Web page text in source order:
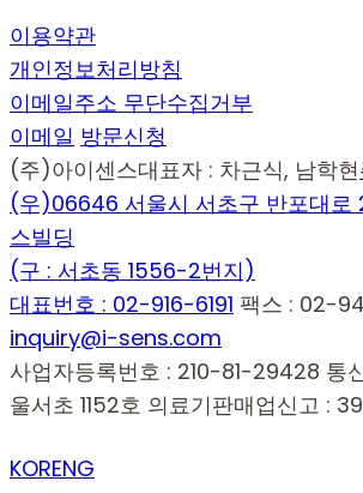
이용약관
개인정보처리방침
이메일주소 무단수집거부
이메일 방문신청
(주)아이센스대표자 : 차근식, 남학현
(우)06646 서울시 서초구 반포대로
스빌딩
(구 : 서초동 1556-2번지)
대표번호 : 02-916-6191 팩스 : 02-
inquiry@i-sens.com
사업자등록번호 : 210-81-29428 통
울서초 1152호 의료기판매업신고 :
KORENG